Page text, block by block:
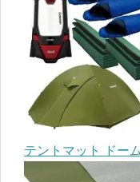
テントマット ドー